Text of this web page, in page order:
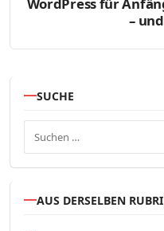
–
SUCHE
AUS DERSELBEN